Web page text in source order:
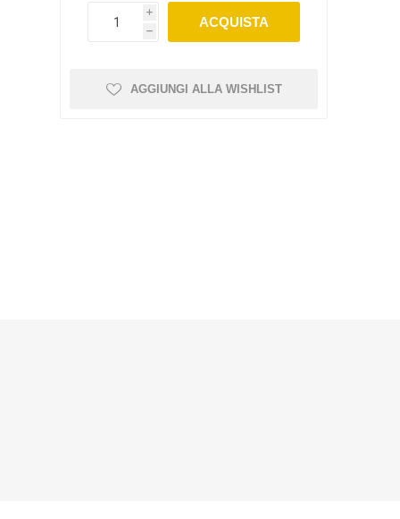
i
h
ACQUISTA
AGGIUNGI ALLA WISHLIST